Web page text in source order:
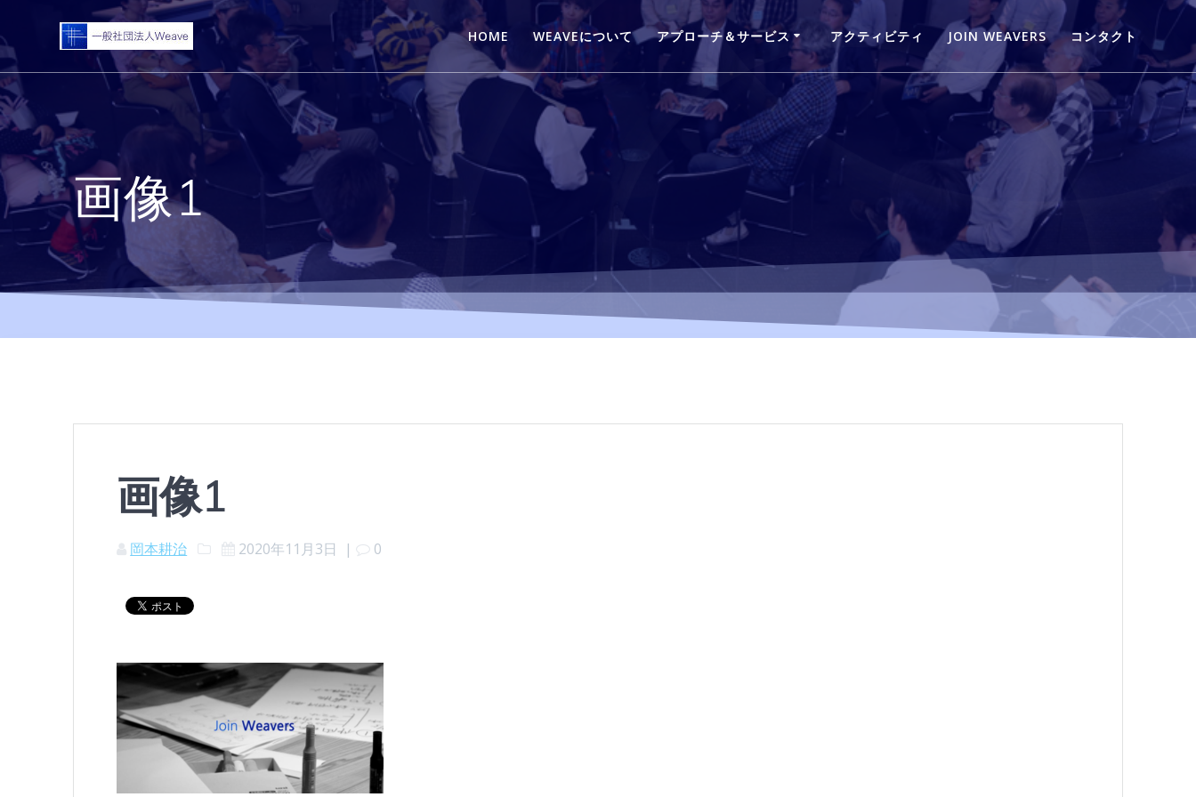
テ
ン
ツ
へ
キ
ッ
プ
HOME WEAVEについて アプローチ＆サービス アクティビティ JOIN WEAVERS コンタクト
画像1
画像1
岡本耕治 2020年11月3日 | 0